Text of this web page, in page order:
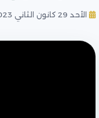
الأحد 29 كانون الثاني 2023